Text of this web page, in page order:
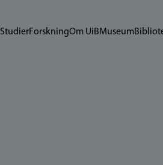
StudierForskningOm UiBMuseum